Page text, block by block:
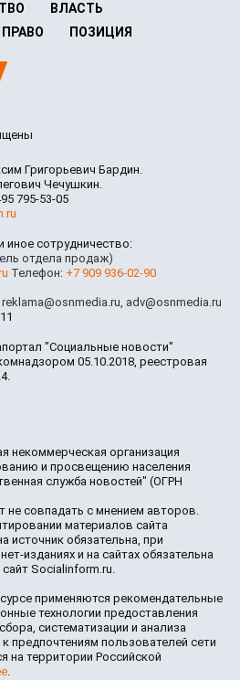
ВЛАСТЬ
ПРАВО ПОЗИЦИЯ
Григорьевич Бардин.
Чечушкин.
795-53-05
иное сотрудничество:
отдела продаж)
Телефон: +7 909 936-02-90
reklama@osnmedia.ru, adv@osnmedia.ru
"Социальные новости"
05.10.2018, реестровая
некоммерческая организация
и просвещению населения
служба новостей" (ОГРН
не совпадать с мнением авторов.
материалов сайта
источник обязательна, при
изданиях и на сайтах обязательна
Socialinform.ru.
применяются рекомендательные
технологии предоставления
систематизации и анализа
предпочтениям пользователей сети
на территории Российской
.